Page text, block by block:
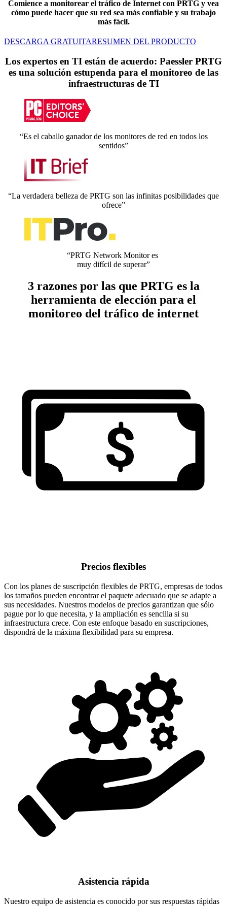
Comience a monitorear el tráfico de Internet con PRTG y vea
cómo puede hacer que su red sea más confiable y su trabajo
más fácil.
DESCARGA GRATUITARESUMEN DEL PRODUCTO
Los expertos en TI están de acuerdo: Paessler PRTG
es una solución estupenda para el monitoreo de las
infraestructuras de TI
“Es el caballo ganador de los monitores de red en todos los
sentidos”
“La verdadera belleza de PRTG son las infinitas posibilidades que
ofrece”
“PRTG Network Monitor es
muy difícil de superar”
3 razones por las que PRTG es la
herramienta de elección para el
monitoreo del tráfico de internet
Precios flexibles
Con los planes de suscripción flexibles de PRTG, empresas de todos
los tamaños pueden encontrar el paquete adecuado que se adapte a
sus necesidades. Nuestros modelos de precios garantizan que sólo
pague por lo que necesita, y la ampliación es sencilla si su
infraestructura crece. Con este enfoque basado en suscripciones,
dispondrá de la máxima flexibilidad para su empresa.
Asistencia rápida
Nuestro equipo de asistencia es conocido por sus respuestas rápidas